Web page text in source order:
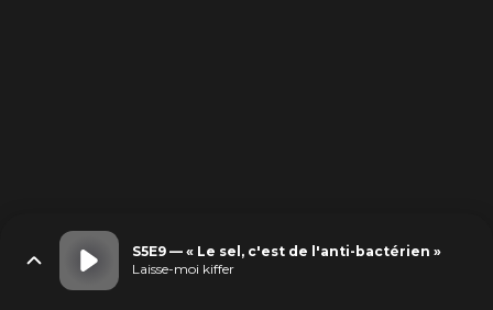
S5E9 — « Le sel, c'est de l'anti-bactérien »
Laisse-moi kiffer